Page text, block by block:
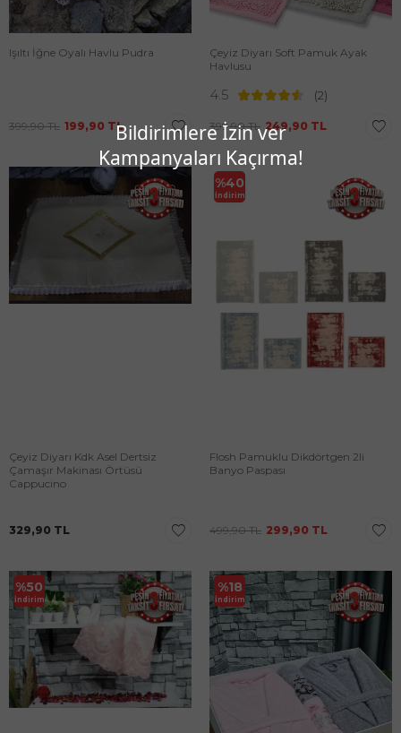
Bildirimlere İzin ver
Kampanyaları Kaçırma!
Işıltı İğne Oyalı Havlu Pudra
399,90TL 199,90 TL
Çeyiz Diyarı Soft Pamuk Ayak
Havlusu
4.5 (2)
399,90TL 249,90 TL
Çeyiz Diyarı Kdk Asel Dertsiz
Çamaşır Makinası Örtüsü
Cappucino
329,90 TL
%40
İndirim
Flosh Pamuklu Dikdörtgen 2li
Banyo Paspası
499,90TL 299,90 TL
%50
İndirim
%18
İndirim